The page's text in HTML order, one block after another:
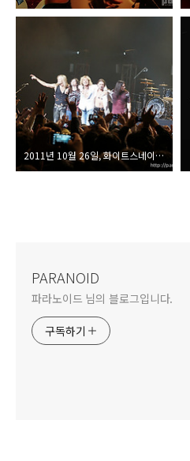
2011년 10월 26일, 화이트스네이크 내한공연
PARANOID
파라노이드 님의 블로그입니다.
구독하기